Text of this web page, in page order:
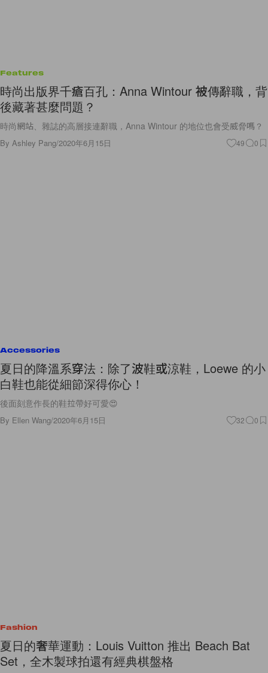
Features
時尚出版界千瘡百孔：Anna Wintour 被傳辭職，背
後藏著甚麼問題？
時尚網站、雜誌的高層接連辭職，Anna Wintour 的地位也會受威脅嗎？
By Ashley Pang/2020年6月15日 49 0
Accessories
夏日的降溫系穿法：除了波鞋或涼鞋，Loewe 的小
白鞋也能從細節深得你心！
後面刻意作長的鞋拉帶好可愛😍
By Ellen Wang/2020年6月15日 32 0
Fashion
夏日的奢華運動：Louis Vuitton 推出 Beach Bat
Set，全木製球拍還有經典棋盤格